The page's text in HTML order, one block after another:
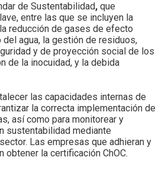
de Sustentabilidad, que
entre las que se incluyen la
la reducción de gases de efecto
del agua, la gestión de residuos,
y de proyección social de los
de la inocuidad, y la debida
las capacidades internas de
la correcta implementación de
así como para monitorear y
sustentabilidad mediante
Las empresas que adhieran y
obtener la certificación ChOC.